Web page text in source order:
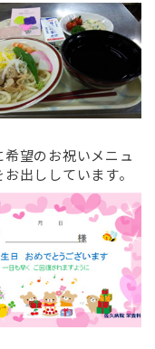
望のお祝いメニュ
出ししています。